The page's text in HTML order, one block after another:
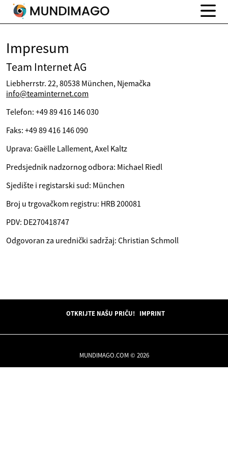
Impresum
Team Internet AG
Liebherrstr. 22, 80538 München, Njemačka
info@teaminternet.com
Telefon: +49 89 416 146 030
Faks: +49 89 416 146 090
Uprava: Gaëlle Lallement, Axel Kaltz
Predsjednik nadzornog odbora: Michael Riedl
Sjedište i registarski sud: München
Broj u trgovačkom registru: HRB 200081
PDV: DE270418747
Odgovoran za urednički sadržaj: Christian Schmoll
OTKRIJTE NAŠU PRIČU! IMPRINT
MUNDIMAGO.COM © 2026